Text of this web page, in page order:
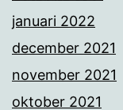
januari 2022
december 2021
november 2021
oktober 2021